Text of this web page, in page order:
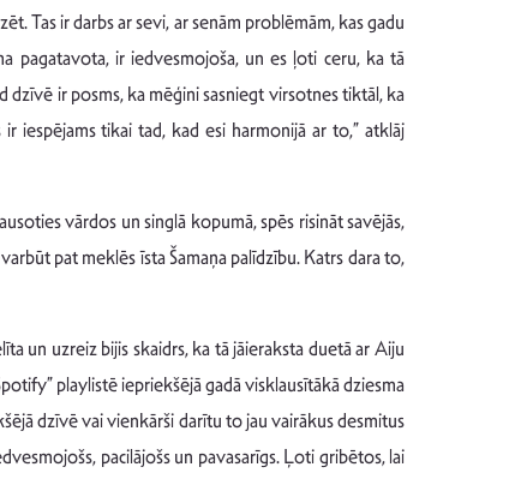
Tas ir darbs ar sevi, ar senām problēmām, kas gadu
pagatavota, ir iedvesmojoša, un es ļoti ceru, ka tā
dzīvē ir posms, ka mēģini sasniegt virsotnes tiktāl, ka
iespējams tikai tad, kad esi harmonijā ar to,” atklāj
vārdos un singlā kopumā, spēs risināt savējās,
pat meklēs īsta Šamaņa palīdzību. Katrs dara to,
un uzreiz bijis skaidrs, ka tā jāieraksta duetā ar Aiju
playlistē iepriekšējā gadā visklausītākā dziesma
dzīvē vai vienkārši darītu to jau vairākus desmitus
pacilājošs un pavasarīgs. Ļoti gribētos, lai